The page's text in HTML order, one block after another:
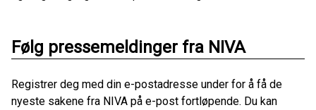
Følg pressemeldinger fra NIVA
Registrer deg med din e-postadresse under for å få de
nyeste sakene fra NIVA på e-post fortløpende. Du kan